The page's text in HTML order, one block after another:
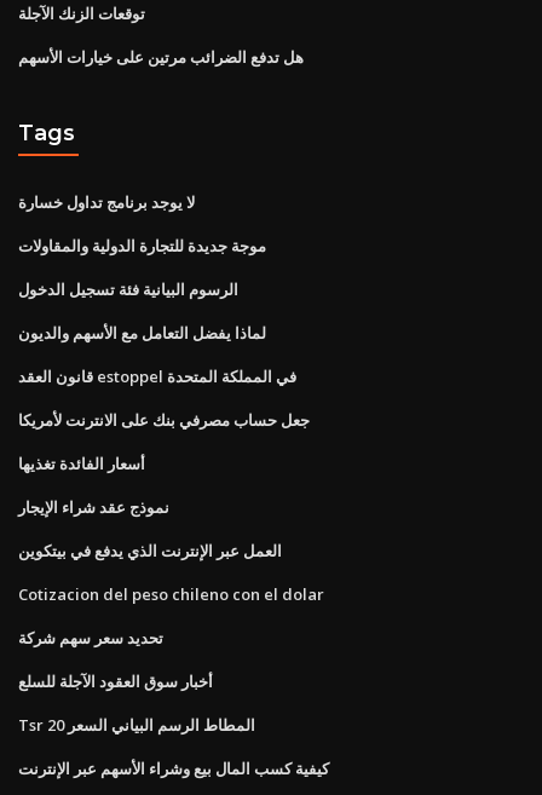
توقعات الزنك الآجلة
هل تدفع الضرائب مرتين على خيارات الأسهم
Tags
لا يوجد برنامج تداول خسارة
موجة جديدة للتجارة الدولية والمقاولات
الرسوم البيانية فئة تسجيل الدخول
لماذا يفضل التعامل مع الأسهم والديون
قانون العقد estoppel في المملكة المتحدة
جعل حساب مصرفي بنك على الانترنت لأمريكا
أسعار الفائدة تغذيها
نموذج عقد شراء الإيجار
العمل عبر الإنترنت الذي يدفع في بيتكوين
Cotizacion del peso chileno con el dolar
تحديد سعر سهم شركة
أخبار سوق العقود الآجلة للسلع
Tsr 20 المطاط الرسم البياني السعر
كيفية كسب المال بيع وشراء الأسهم عبر الإنترنت